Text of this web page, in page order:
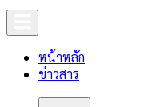
หน้าหลัก
ข่าวสาร